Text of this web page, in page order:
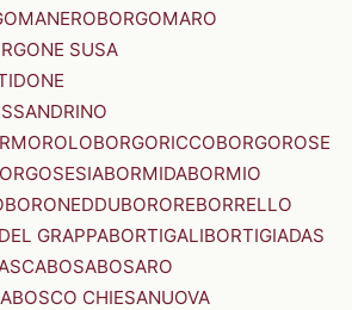
BORGOMARO
SUSA
BORGORICCOBORGOROSE
BORMIDABORMIO
BORONEDDUBOROREBORRELLO
GRAPPABORTIGALIBORTIGIADAS
BOSABOSARO
BOSCO CHIESANUOVA